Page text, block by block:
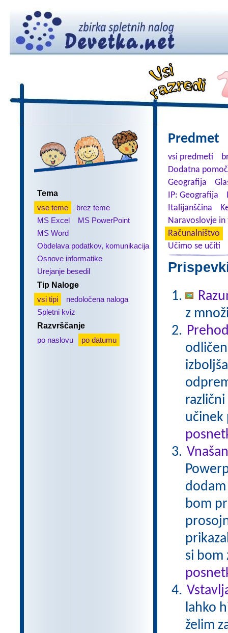
Tema
vse teme
brez teme
MS Excel
MS PowerPoint
MS Word
Obdelava podatkov, komunikacija
Osnove informatike
Urejanje besedil
Tip Naloge
vsi tipi
nedoločena naloga
Spletni kviz
Razvrščanje
po naslovu
po datumu
Predmet
vsi predmeti
Dodatna
Geografija
IP: Geografija
Italijanščina
Naravoslovje in
Računalništvo
Učimo se učiti
z
učinek
bom
si bom
lahko
želim